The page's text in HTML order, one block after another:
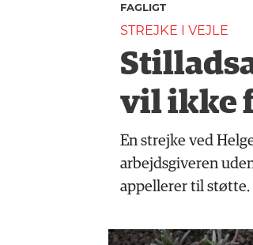
LÆSER
LÆSER
HISTORIE
FAGLIGT
STREJKE I VEJLE
vil ikke
En strejke ved
arbejdsgiveren
appellerer til støtte.